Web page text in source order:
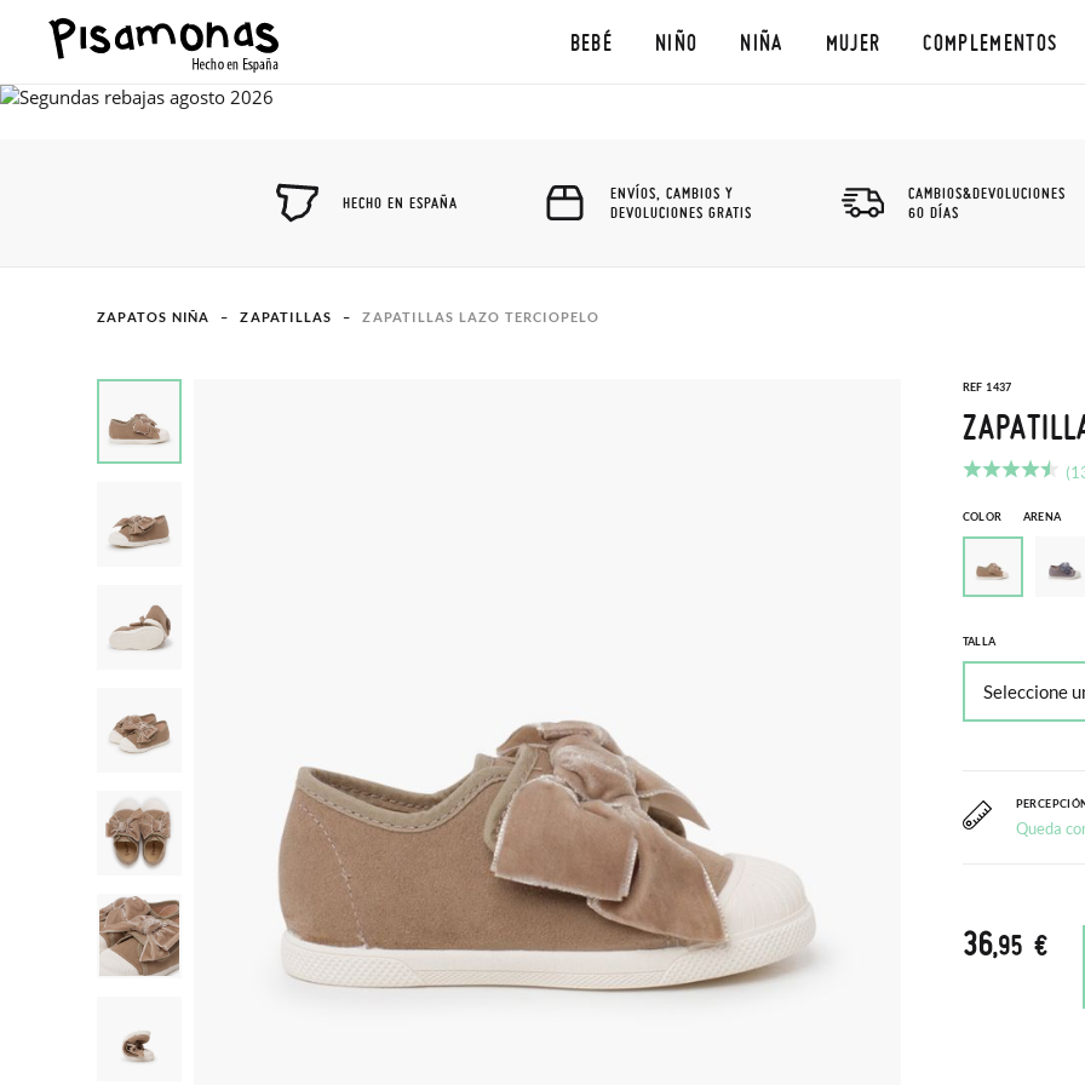
BEBÉ NIÑO NIÑA MUJER COMPLEMENTOS
HECHO EN ESPAÑA
ENVÍOS, CAMBIOS Y
DEVOLUCIONES GRATIS
CAMBIOS&DEVOLUCIONES
60 DÍAS
ZAPATOS NIÑA ZAPATILLAS ZAPATILLAS LAZO TERCIOPELO
REF 1437
COLOR ARENA
TALLA
Queda
36,95 €